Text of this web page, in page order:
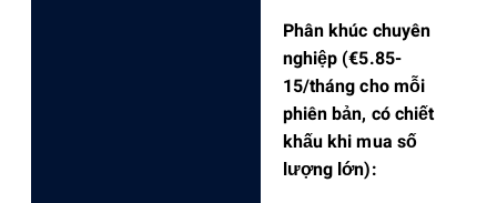
Phân khúc chuyên
nghiệp (€5.85-
15/tháng cho mỗi
phiên bản, có chiết
khấu khi mua số
lượng lớn):